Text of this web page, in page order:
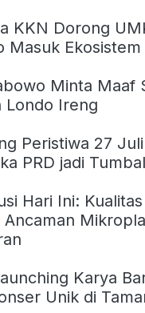
KKN Dorong
Masuk Ekosistem
Minta Maaf
Londo Ireng
Peristiwa 27 Juli
PRD jadi Tumbal
Hari Ini:
Karya
Unik di